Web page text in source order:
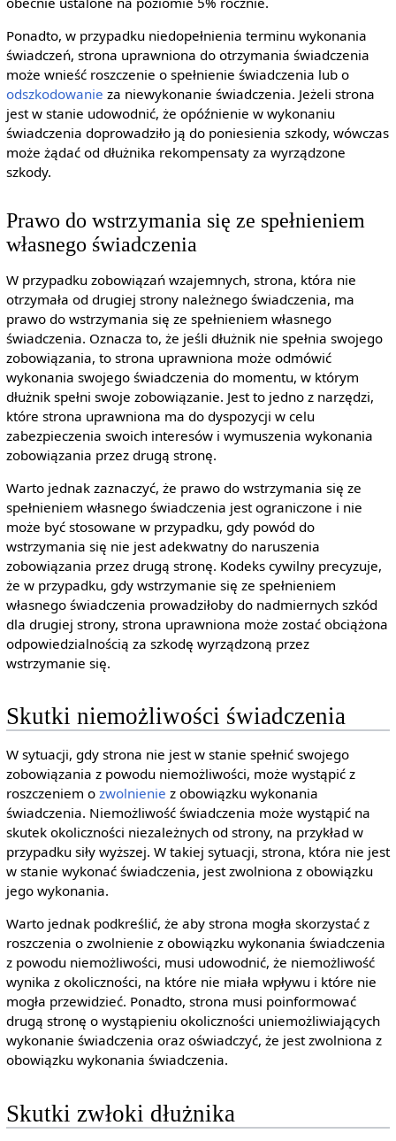
Ponadto, w przypadku niedopełnienia terminu wykonania
świadczeń, strona uprawniona do otrzymania świadczenia
może wnieść roszczenie o spełnienie świadczenia lub o
odszkodowanie za niewykonanie świadczenia. Jeżeli strona
jest w stanie udowodnić, że opóźnienie w wykonaniu
świadczenia doprowadziło ją do poniesienia szkody, wówczas
może żądać od dłużnika rekompensaty za wyrządzone
szkody.
Prawo do wstrzymania się ze spełnieniem
własnego świadczenia
W przypadku zobowiązań wzajemnych, strona, która nie
otrzymała od drugiej strony należnego świadczenia, ma
prawo do wstrzymania się ze spełnieniem własnego
świadczenia. Oznacza to, że jeśli dłużnik nie spełnia swojego
zobowiązania, to strona uprawniona może odmówić
wykonania swojego świadczenia do momentu, w którym
dłużnik spełni swoje zobowiązanie. Jest to jedno z narzędzi,
które strona uprawniona ma do dyspozycji w celu
zabezpieczenia swoich interesów i wymuszenia wykonania
zobowiązania przez drugą stronę.
Warto jednak zaznaczyć, że prawo do wstrzymania się ze
spełnieniem własnego świadczenia jest ograniczone i nie
może być stosowane w przypadku, gdy powód do
wstrzymania się nie jest adekwatny do naruszenia
zobowiązania przez drugą stronę. Kodeks cywilny precyzuje,
że w przypadku, gdy wstrzymanie się ze spełnieniem
własnego świadczenia prowadziłoby do nadmiernych szkód
dla drugiej strony, strona uprawniona może zostać obciążona
odpowiedzialnością za szkodę wyrządzoną przez
wstrzymanie się.
Skutki niemożliwości świadczenia
W sytuacji, gdy strona nie jest w stanie spełnić swojego
zobowiązania z powodu niemożliwości, może wystąpić z
roszczeniem o zwolnienie z obowiązku wykonania
świadczenia. Niemożliwość świadczenia może wystąpić na
skutek okoliczności niezależnych od strony, na przykład w
przypadku siły wyższej. W takiej sytuacji, strona, która nie jest
w stanie wykonać świadczenia, jest zwolniona z obowiązku
jego wykonania.
Warto jednak podkreślić, że aby strona mogła skorzystać z
roszczenia o zwolnienie z obowiązku wykonania świadczenia
z powodu niemożliwości, musi udowodnić, że niemożliwość
wynika z okoliczności, na które nie miała wpływu i które nie
mogła przewidzieć. Ponadto, strona musi poinformować
drugą stronę o wystąpieniu okoliczności uniemożliwiających
wykonanie świadczenia oraz oświadczyć, że jest zwolniona z
obowiązku wykonania świadczenia.
Skutki zwłoki dłużnika